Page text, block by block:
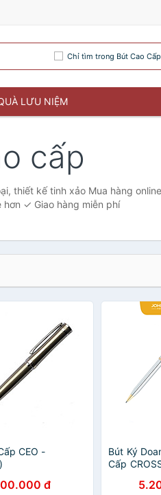
Chỉ tìm trong Bút Cao Cấp
LƯU NIỆM
cấp
thiết kế tinh xảo Mua hàng
✓ Giao hàng miễn phí
CEO -
đ
Bút Ký
Cấp
Họa Tiết